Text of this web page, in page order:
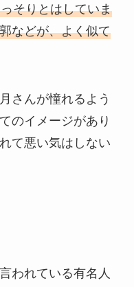
そりとはしていま
などが、よく似て
さんが憧れるよう
のイメージがあり
て悪い気はしない
われている有名人